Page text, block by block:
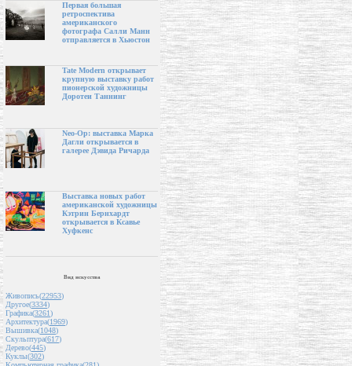
Первая большая
ретроспектива
американского
фотографа Салли Манн
отправляется в Хьюстон
Tate Modern открывает
крупную выставку работ
пионерской художницы
Доротеи Таннинг
Neo-Op: выставка Марка
Дагли открывается в
галерее Дэвида Ричарда
Выставка новых работ
американской художницы
Кэтрин Бернхардт
открывается в Ксавье
Хуфкенс
Вид искусства
Живопись(22953)
Другое(3334)
Графика(3261)
Архитектура(1969)
Вышивка(1048)
Скульптура(617)
Дерево(445)
Куклы(302)